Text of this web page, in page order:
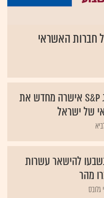
חברות האשראי
חברת הדירוג S&P אישרה מחדש את
של ישראל
להישאר עשרות
מהר
גלובס